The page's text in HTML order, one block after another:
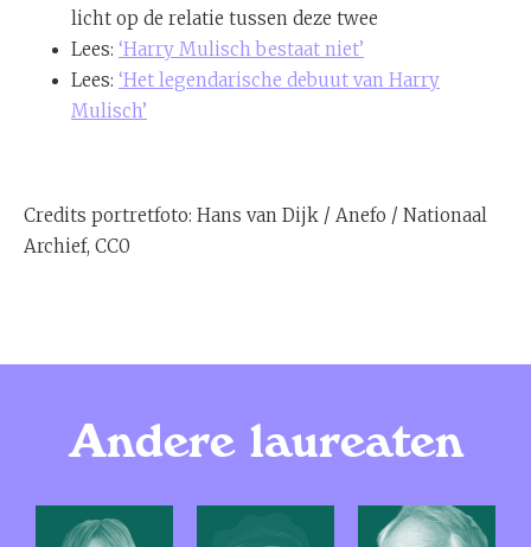
licht op de relatie tussen deze twee
Lees: ‘Harry Mulisch bestaat niet’
Lees: ‘Het legendarische debuut van Harry
Mulisch’
Credits portretfoto: Hans van Dijk / Anefo / Nationaal
Archief, CC0
Andere laureaten